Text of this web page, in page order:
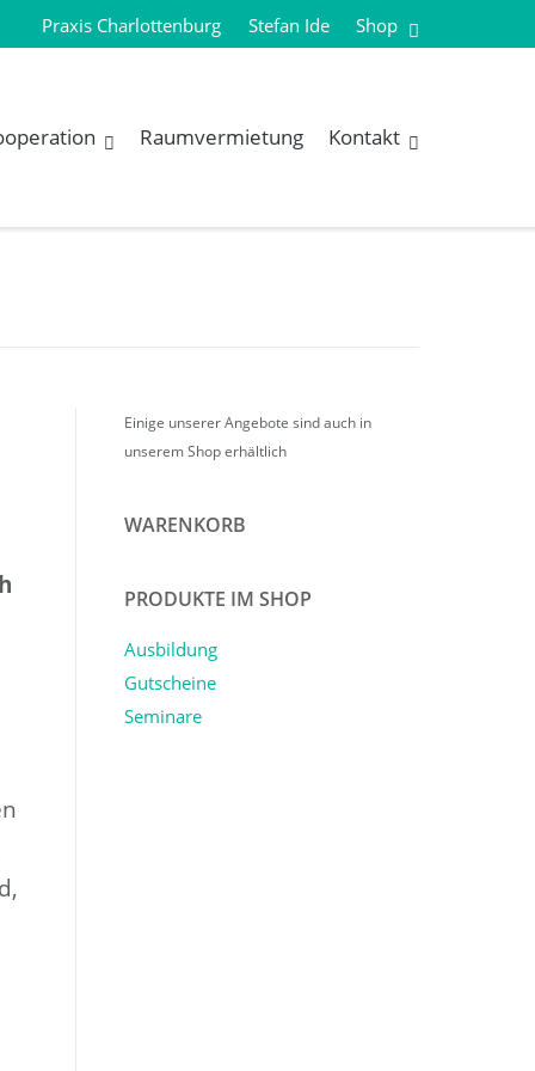
Praxis Charlottenburg Stefan Ide Shop
Raumvermietung Kontakt
Einige unserer Angebote sind auch in
unserem Shop erhältlich
WARENKORB
PRODUKTE IM SHOP
Ausbildung
Gutscheine
Seminare